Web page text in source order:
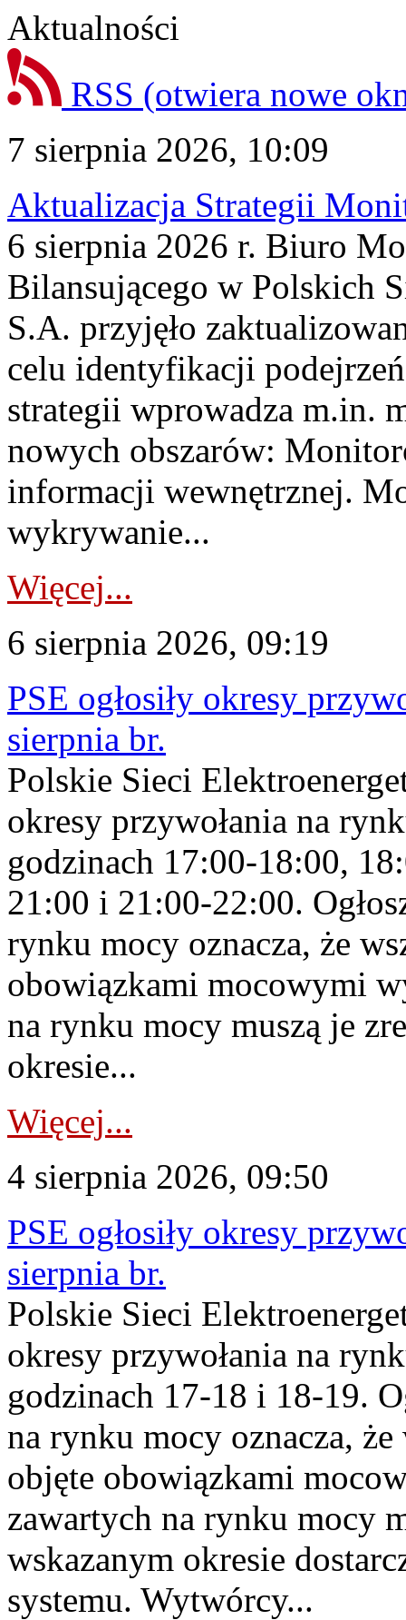
Aktualności
RSS (otwiera nowe
7 sierpnia 2026, 10:09
Aktualizacja Strategii
6 sierpnia 2026 r. Biuro
Bilansującego w Polskich
S.A. przyjęło
celu identyfikacji
strategii wprowadza m.in.
nowych obszarów:
informacji wewnętrznej.
wykrywanie...
Więcej...
6 sierpnia 2026, 09:19
PSE ogłosiły okresy
sierpnia br.
Polskie Sieci
okresy przywołania na
godzinach 17:00-18:00,
21:00 i 21:00-22:00.
rynku mocy oznacza, że
obowiązkami mocowymi
na rynku mocy muszą je
okresie...
Więcej...
4 sierpnia 2026, 09:50
PSE ogłosiły okresy
sierpnia br.
Polskie Sieci
okresy przywołania na
godzinach 17-18 i 18-19.
na rynku mocy oznacza,
objęte obowiązkami
zawartych na rynku mocy
wskazanym okresie
systemu. Wytwórcy...